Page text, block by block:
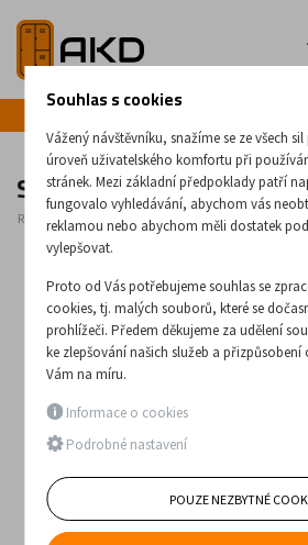
Servírovací vozík Z510
Rozměry: 500 x 1170 (mm)
Souhlas s cookies
Vážený návštěvníku, snažíme se ze všech
úroveň uživatelského komfortu při
stránek. Mezi základní předpoklady patří
fungovalo vyhledávání, abychom vás
reklamou nebo abychom měli dostatek
vylepšovat.
Proto od Vás potřebujeme souhlas se
cookies, tj. malých souborů, které se
prohlížeči. Předem děkujeme za udělení
ke zlepšování našich služeb a
Vám na míru.
Informace o cookies
Podrobné nastavení
POUZE NEZBYTNÉ